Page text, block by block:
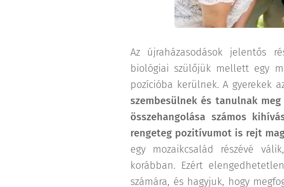
Az újraházasodások jelentős
biológiai szülőjük mellett egy
pozícióba kerülnek. A gyerekek
szembesülnek és tanulnak
összehangolása számos
rengeteg pozitívumot is rejt
egy mozaikcsalád részévé
korábban. Ezért
számára, és hagyjuk, hogy